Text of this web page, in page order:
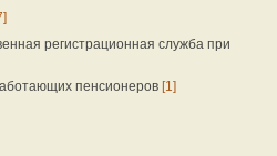
регистрационная служба при
пенсионеров [1]